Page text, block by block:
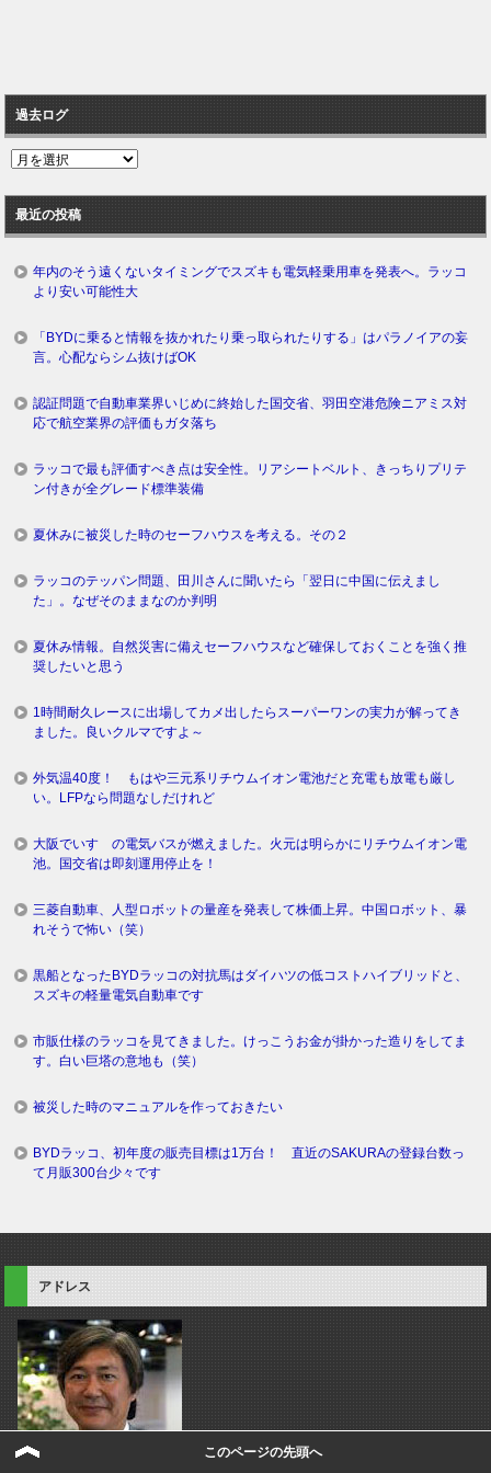
過去ログ
過
ロ
グ
最近の投稿
年内のそう遠くないタイミングでスズキも電気軽乗用車を発表へ。ラッコ
より安い可能性大
「BYDに乗ると情報を抜かれたり乗っ取られたりする」はパラノイアの妄
言。心配ならシム抜けばOK
認証問題で自動車業界いじめに終始した国交省、羽田空港危険ニアミス対
応で航空業界の評価もガタ落ち
ラッコで最も評価すべき点は安全性。リアシートベルト、きっちりプリテ
ン付きが全グレード標準装備
夏休みに被災した時のセーフハウスを考える。その２
ラッコのテッパン問題、田川さんに聞いたら「翌日に中国に伝えまし
た」。なぜそのままなのか判明
夏休み情報。自然災害に備えセーフハウスなど確保しておくことを強く推
奨したいと思う
1時間耐久レースに出場してカメ出したらスーパーワンの実力が解ってき
ました。良いクルマですよ～
外気温40度！ もはや三元系リチウムイオン電池だと充電も放電も厳し
い。LFPなら問題なしだけれど
大阪でいすゞの電気バスが燃えました。火元は明らかにリチウムイオン電
池。国交省は即刻運用停止を！
三菱自動車、人型ロボットの量産を発表して株価上昇。中国ロボット、暴
れそうで怖い（笑）
黒船となったBYDラッコの対抗馬はダイハツの低コストハイブリッドと、
スズキの軽量電気自動車です
市販仕様のラッコを見てきました。けっこうお金が掛かった造りをしてま
す。白い巨塔の意地も（笑）
被災した時のマニュアルを作っておきたい
BYDラッコ、初年度の販売目標は1万台！ 直近のSAKURAの登録台数っ
て月販300台少々です
アドレス
このページの先頭へ